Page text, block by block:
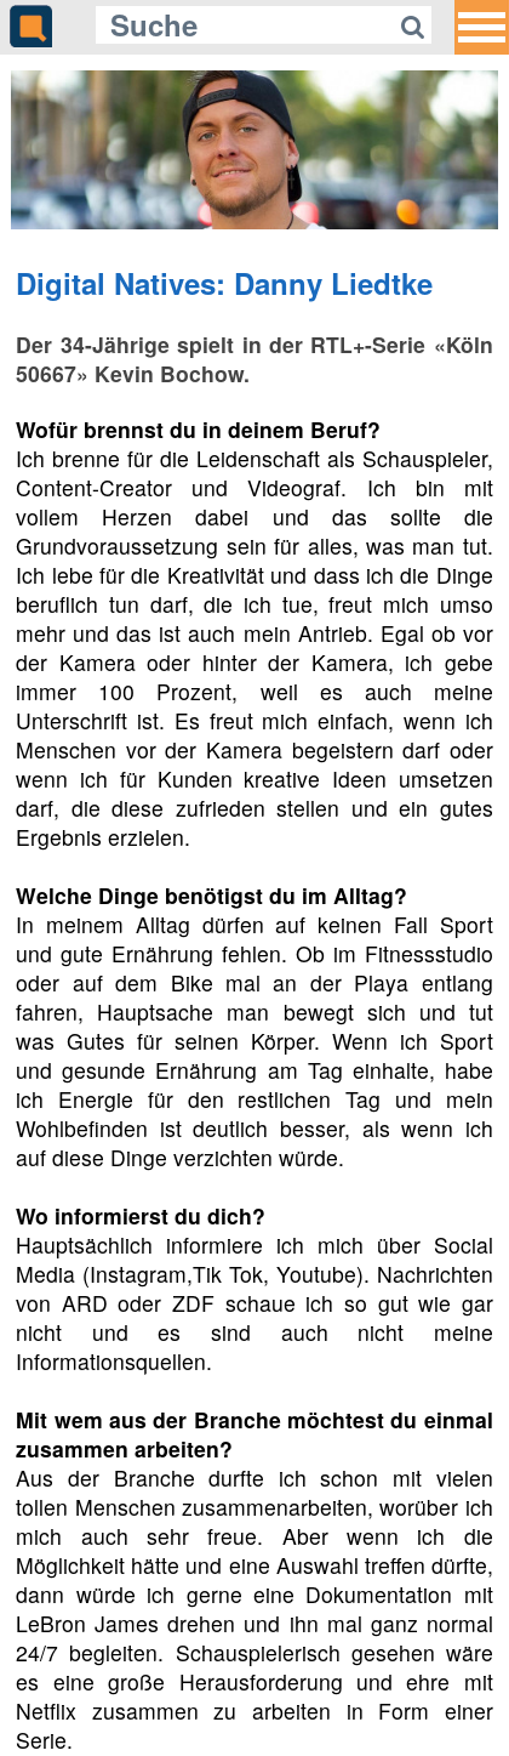
Digital Natives: Danny Liedtke
Der 34-Jährige spielt in der RTL+-Serie «Köln
50667» Kevin Bochow.
Wofür brennst du in deinem Beruf?
Ich brenne für die Leidenschaft als Schauspieler,
Content-Creator und Videograf. Ich bin mit
vollem Herzen dabei und das sollte die
Grundvoraussetzung sein für alles, was man tut.
Ich lebe für die Kreativität und dass ich die Dinge
beruflich tun darf, die ich tue, freut mich umso
mehr und das ist auch mein Antrieb. Egal ob vor
der Kamera oder hinter der Kamera, ich gebe
immer 100 Prozent, weil es auch meine
Unterschrift ist. Es freut mich einfach, wenn ich
Menschen vor der Kamera begeistern darf oder
wenn ich für Kunden kreative Ideen umsetzen
darf, die diese zufrieden stellen und ein gutes
Ergebnis erzielen.
Welche Dinge benötigst du im Alltag?
In meinem Alltag dürfen auf keinen Fall Sport
und gute Ernährung fehlen. Ob im Fitnessstudio
oder auf dem Bike mal an der Playa entlang
fahren, Hauptsache man bewegt sich und tut
was Gutes für seinen Körper. Wenn ich Sport
und gesunde Ernährung am Tag einhalte, habe
ich Energie für den restlichen Tag und mein
Wohlbefinden ist deutlich besser, als wenn ich
auf diese Dinge verzichten würde.
Wo informierst du dich?
Hauptsächlich informiere ich mich über Social
Media (Instagram,Tik Tok, Youtube). Nachrichten
von ARD oder ZDF schaue ich so gut wie gar
nicht und es sind auch nicht meine
Informationsquellen.
Mit wem aus der Branche möchtest du einmal
zusammen arbeiten?
⁠Aus der Branche durfte ich schon mit vielen
tollen Menschen zusammenarbeiten, worüber ich
mich auch sehr freue. Aber wenn ich die
Möglichkeit hätte und eine Auswahl treffen dürfte,
dann würde ich gerne eine Dokumentation mit
LeBron James drehen und ihn mal ganz normal
24/7 begleiten. Schauspielerisch gesehen wäre
es eine große Herausforderung und ehre mit
Netflix zusammen zu arbeiten in Form einer
Serie.